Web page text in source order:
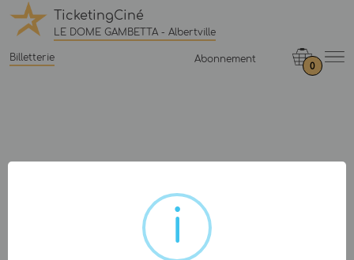
TicketingCiné
LE DOME GAMBETTA - Albertville
Billetterie Abonnement
0